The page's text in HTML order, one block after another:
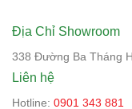
Địa Chỉ Showroom
338 Đường Ba Tháng
Liên hệ
Hotline: 0901 343 881